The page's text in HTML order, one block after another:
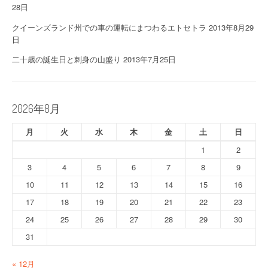
28日
クイーンズランド州での車の運転にまつわるエトセトラ 2013年8月29
日
二十歳の誕生日と刺身の山盛り 2013年7月25日
2026年8月
月 火 水 木 金 土
日
1
2
3
4 5 6 7 8
9
10
11 12 13 14 15
16
17
18 19 20 21 22
23
24
25 26 27 28 29
30
31
« 12月